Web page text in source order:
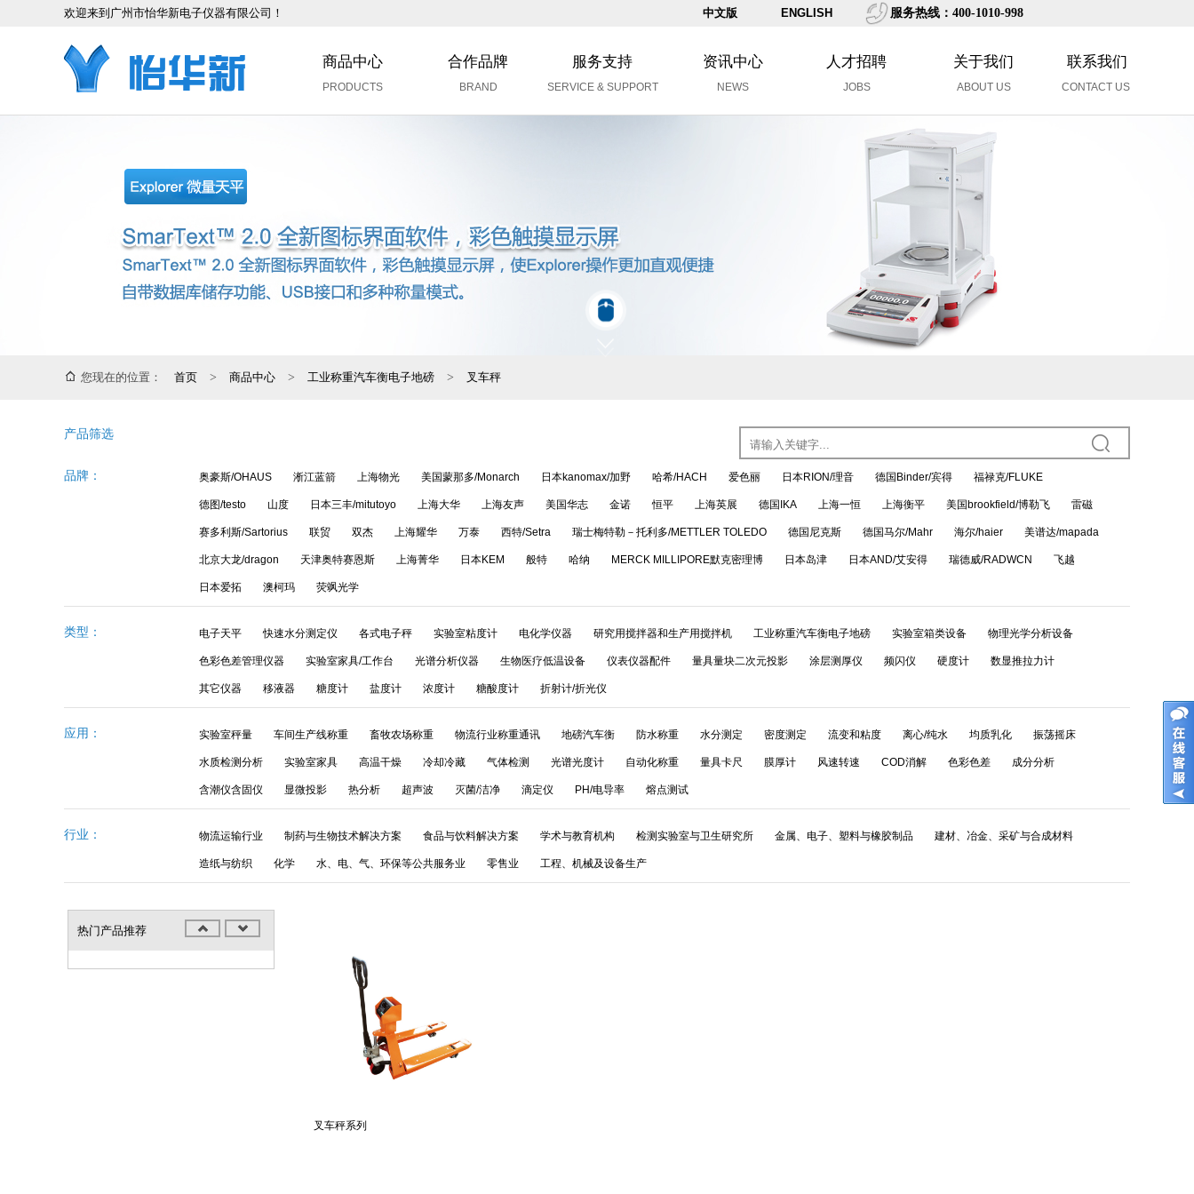
欢迎来到广州市怡华新电子仪器有限公司！ 中文版 ENGLISH 服务热线：400-1010-998
商品中心
PRODUCTS
合作品牌
BRAND
服务支持
SERVICE & SUPPORT
资讯中心
NEWS
人才招聘
JOBS
关于我们
ABOUT US
联系我们
CONTACT US
您现在的位置： 首页 > 商品中心 > 工业称重汽车衡电子地磅 > 叉车秤
产品筛选
品牌： 奥豪斯/OHAUS 淅江蓝箭 上海物光 美国蒙那多/Monarch 日本kanomax/加野 哈希/HACH 爱色丽 日本RION/理音 德国Binder/宾得 福禄克/FLUKE
德图/testo 山度 日本三丰/mitutoyo 上海大华 上海友声 美国华志 金诺 恒平 上海英展 德国IKA 上海一恒 上海衡平 美国brookfield/博勒飞 雷磁
赛多利斯/Sartorius 联贸 双杰 上海耀华 万泰 西特/Setra 瑞士梅特勒－托利多/METTLER TOLEDO 德国尼克斯 德国马尔/Mahr 海尔/haier 美谱达/mapada
北京大龙/dragon 天津奥特赛恩斯 上海菁华 日本KEM 般特 哈纳 MERCK MILLIPORE默克密理博 日本岛津 日本AND/艾安得 瑞德威/RADWCN 飞越
日本爱拓 澳柯玛 荧飒光学
类型： 电子天平 快速水分测定仪 各式电子秤 实验室粘度计 电化学仪器 研究用搅拌器和生产用搅拌机 工业称重汽车衡电子地磅 实验室箱类设备 物理光学分析设备
色彩色差管理仪器 实验室家具/工作台 光谱分析仪器 生物医疗低温设备 仪表仪器配件 量具量块二次元投影 涂层测厚仪 频闪仪 硬度计 数显推拉力计
其它仪器 移液器 糖度计 盐度计 浓度计 糖酸度计 折射计/折光仪
应用： 实验室秤量 车间生产线称重 畜牧农场称重 物流行业称重通讯 地磅汽车衡 防水称重 水分测定 密度测定 流变和粘度 离心/纯水 均质乳化 振荡摇床
水质检测分析 实验室家具 高温干燥 冷却冷藏 气体检测 光谱光度计 自动化称重 量具卡尺 膜厚计 风速转速 COD消解 色彩色差 成分分析
含潮仪含固仪 显微投影 热分析 超声波 灭菌/洁净 滴定仪 PH/电导率 熔点测试
行业： 物流运输行业 制药与生物技术解决方案 食品与饮料解决方案 学术与教育机构 检测实验室与卫生研究所 金属、电子、塑料与橡胶制品 建材、冶金、采矿与合成材料
造纸与纺织 化学 水、电、气、环保等公共服务业 零售业 工程、机械及设备生产
热门产品推荐
叉车秤系列